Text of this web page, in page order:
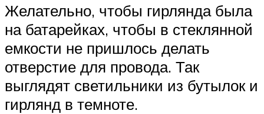
Желательно, чтобы гирлянда была
на батарейках, чтобы в стеклянной
емкости не пришлось делать
отверстие для провода. Так
выглядят светильники из бутылок и
гирлянд в темноте.